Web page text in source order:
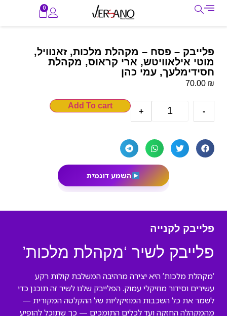
0
פלייבק – פסח – מקהלת מלכות, זאנוויל,
מוטי אילאוויטש, ארי קראוס, מקהלת
חסידימלעך, עמי כהן
70.00 ₪
-
+
Add To cart
השמע דוגמית
פלייבק לקנייה
פלייבק לשיר ‘מקהלת מלכות’
‘מקהלת מלכות’ היא יצירה מרהיבה המשלבת קולות רקע
עשירים וסידור מוזיקלי עמוק. הפלייבק שלנו לשיר זה תוכנן כדי
לשמר את כל השכבות המוזיקליות של ההקלטה המקורית —
מהמקהלה החזקה ועד לכלים התומכים — כך שתוכל להופיע